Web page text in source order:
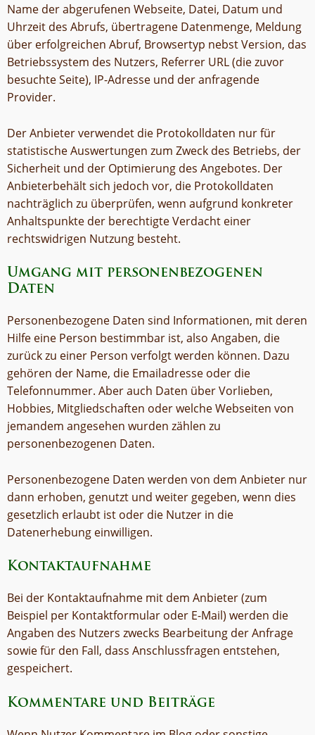
Name der abgerufenen Webseite, Datei, Datum und
Uhrzeit des Abrufs, übertragene Datenmenge, Meldung
über erfolgreichen Abruf, Browsertyp nebst Version, das
Betriebssystem des Nutzers, Referrer URL (die zuvor
besuchte Seite), IP-Adresse und der anfragende
Provider.
Der Anbieter verwendet die Protokolldaten nur für
statistische Auswertungen zum Zweck des Betriebs, der
Sicherheit und der Optimierung des Angebotes. Der
Anbieterbehält sich jedoch vor, die Protokolldaten
nachträglich zu überprüfen, wenn aufgrund konkreter
Anhaltspunkte der berechtigte Verdacht einer
rechtswidrigen Nutzung besteht.
Umgang mit personenbezogenen
Daten
Personenbezogene Daten sind Informationen, mit deren
Hilfe eine Person bestimmbar ist, also Angaben, die
zurück zu einer Person verfolgt werden können. Dazu
gehören der Name, die Emailadresse oder die
Telefonnummer. Aber auch Daten über Vorlieben,
Hobbies, Mitgliedschaften oder welche Webseiten von
jemandem angesehen wurden zählen zu
personenbezogenen Daten.
Personenbezogene Daten werden von dem Anbieter nur
dann erhoben, genutzt und weiter gegeben, wenn dies
gesetzlich erlaubt ist oder die Nutzer in die
Datenerhebung einwilligen.
Kontaktaufnahme
Bei der Kontaktaufnahme mit dem Anbieter (zum
Beispiel per Kontaktformular oder E-Mail) werden die
Angaben des Nutzers zwecks Bearbeitung der Anfrage
sowie für den Fall, dass Anschlussfragen entstehen,
gespeichert.
Kommentare und Beiträge